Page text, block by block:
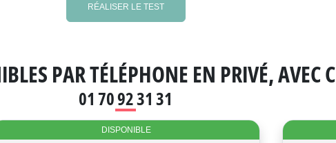
RÉALISER LE TEST
PAR TÉLÉPHONE EN PRIVÉ, AVEC
01 70 92 31 31
DISPONIBLE